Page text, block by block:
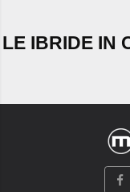
LE IBRIDE IN